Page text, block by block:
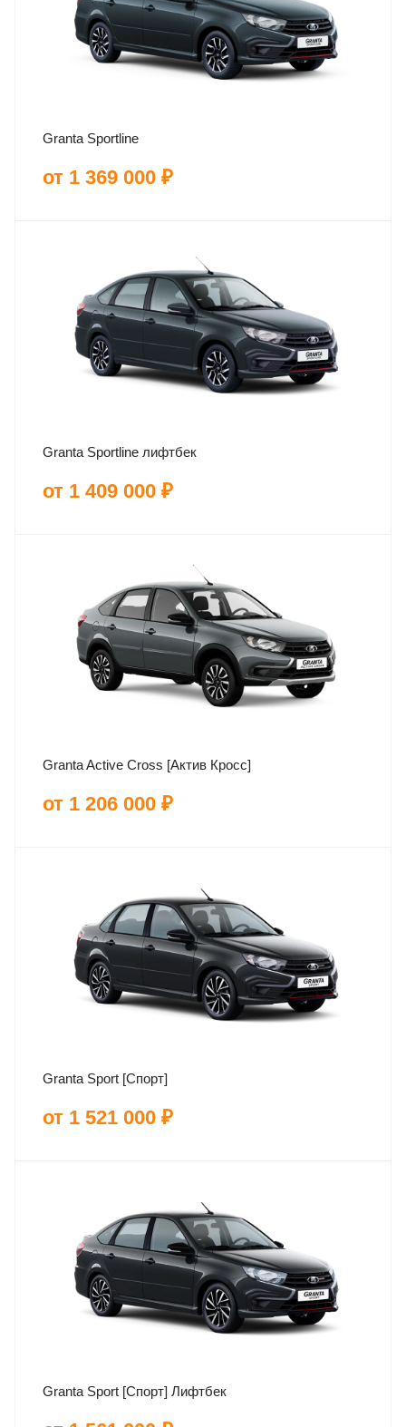
Granta Sportline
от 1 369 000 ₽
Granta Sportline лифтбек
от 1 409 000 ₽
Granta Active Cross [Актив Кросс]
от 1 206 000 ₽
Granta Sport [Спорт]
от 1 521 000 ₽
Granta Sport [Спорт] Лифтбек